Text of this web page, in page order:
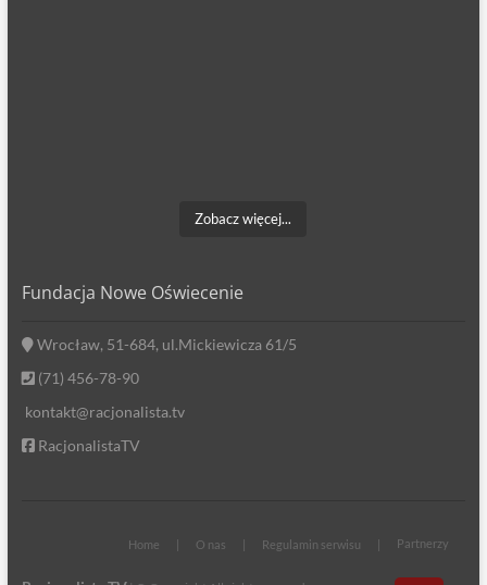
Zobacz więcej...
Fundacja Nowe Oświecenie
Wrocław, 51-684, ul.Mickiewicza 61/5
(71) 456-78-90
kontakt@racjonalista.tv
RacjonalistaTV
Home O nas Regulamin serwisu Partnerzy